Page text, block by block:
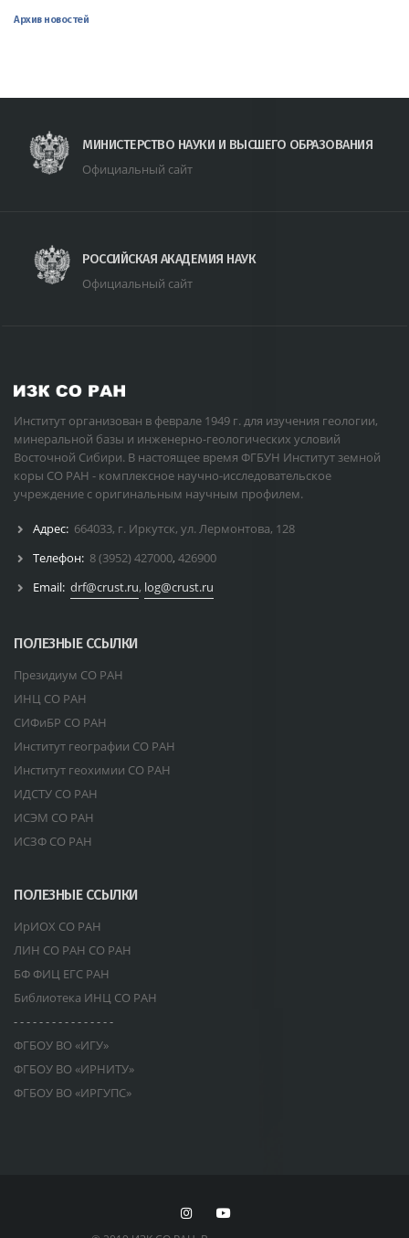
Архив новостей
МИНИСТЕРСТВО НАУКИ И ВЫСШЕГО ОБРАЗОВАНИЯ
Официальный сайт
РОССИЙСКАЯ АКАДЕМИЯ НАУК
Официальный сайт
Институт организован в феврале 1949 г. для изучения геологии,
минеральной базы и инженерно-геологических условий
Восточной Сибири. В настоящее время ФГБУН Институт земной
коры СО РАН - комплексное научно-исследовательское
учреждение с оригинальным научным профилем.
Адрес: 664033, г. Иркутск, ул. Лермонтова, 128
Телефон: 8 (3952) 427000, 426900
Email: drf@crust.ru, log@crust.ru
ПОЛЕЗНЫЕ ССЫЛКИ
Президиум СО РАН
ИНЦ СО РАН
СИФиБР СО РАН
Институт географии СО РАН
Институт геохимии СО РАН
ИДСТУ СО РАН
ИСЭМ СО РАН
ИСЗФ СО РАН
ПОЛЕЗНЫЕ ССЫЛКИ
ИрИОХ СО РАН
ЛИН СО РАН СО РАН
БФ ФИЦ ЕГС РАН
Библиотека ИНЦ СО РАН
- - - - - - - - - - - - - - - -
ФГБОУ ВО «ИГУ»
ФГБОУ ВО «ИРНИТУ»
ФГБОУ ВО «ИРГУПС»